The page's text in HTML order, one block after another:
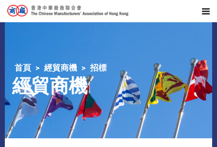
首頁 經貿商機 招標
經貿商機